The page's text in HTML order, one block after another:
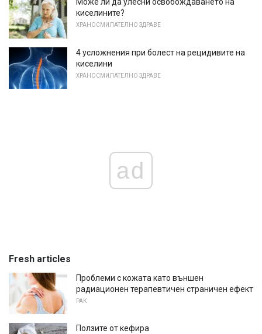
киселините?
ХРАНОСМИЛАТЕЛНО ЗДРАВЕ
4 усложнения при болест на рецидивите на
киселини
ХРАНОСМИЛАТЕЛНО ЗДРАВЕ
ad
Fresh articles
Проблеми с кожата като външен
радиационен терапевтичен страничен ефект
РАК
Ползите от кефира